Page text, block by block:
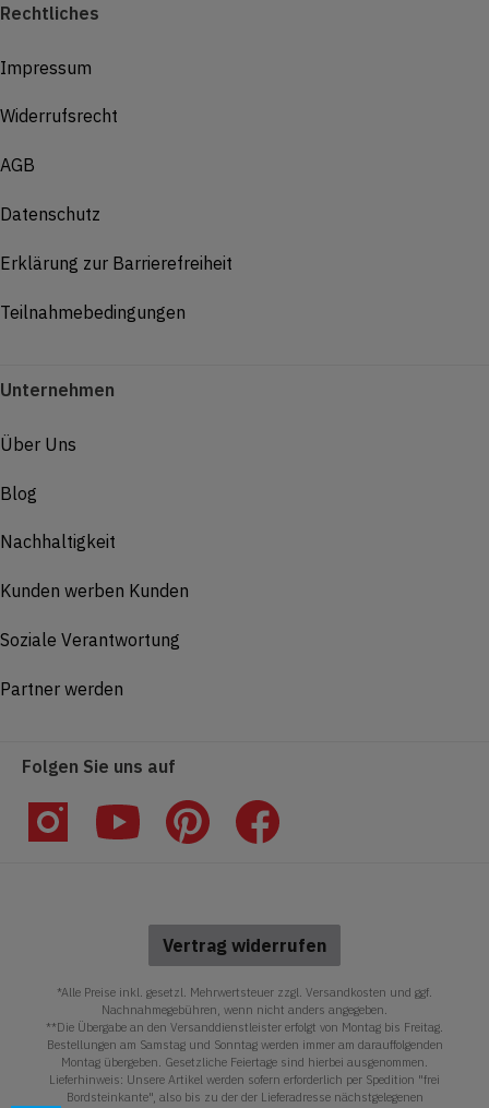
Rechtliches
Impressum
Widerrufsrecht
AGB
Datenschutz
Erklärung zur Barrierefreiheit
Teilnahmebedingungen
Unternehmen
Über Uns
Blog
Nachhaltigkeit
Kunden werben Kunden
Soziale Verantwortung
Partner werden
Folgen Sie uns auf
Vertrag widerrufen
*Alle Preise inkl. gesetzl. Mehrwertsteuer zzgl. Versandkosten und ggf.
Nachnahmegebühren, wenn nicht anders angegeben.
**Die Übergabe an den Versanddienstleister erfolgt von Montag bis Freitag.
Bestellungen am Samstag und Sonntag werden immer am darauffolgenden
Montag übergeben. Gesetzliche Feiertage sind hierbei ausgenommen.
Lieferhinweis: Unsere Artikel werden sofern erforderlich per Spedition "frei
Bordsteinkante", also bis zu der der Lieferadresse nächstgelegenen